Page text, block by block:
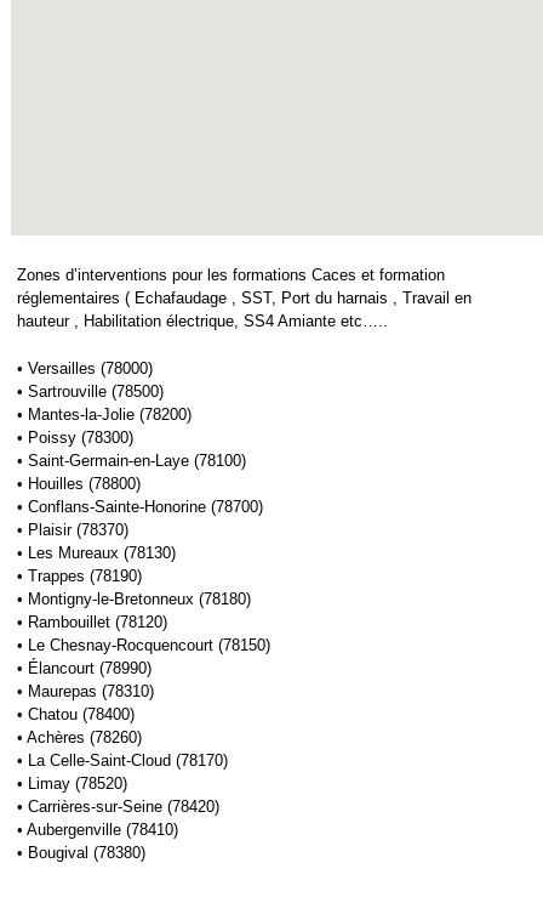
Zones d’interventions pour les formations Caces et formation
réglementaires ( Echafaudage , SST, Port du harnais , Travail en
hauteur , Habilitation électrique, SS4 Amiante etc…..
• Versailles (78000)
• Sartrouville (78500)
• Mantes-la-Jolie (78200)
• Poissy (78300)
• Saint-Germain-en-Laye (78100)
• Houilles (78800)
• Conflans-Sainte-Honorine (78700)
• Plaisir (78370)
• Les Mureaux (78130)
• Trappes (78190)
• Montigny-le-Bretonneux (78180)
• Rambouillet (78120)
• Le Chesnay-Rocquencourt (78150)
• Élancourt (78990)
• Maurepas (78310)
• Chatou (78400)
• Achères (78260)
• La Celle-Saint-Cloud (78170)
• Limay (78520)
• Carrières-sur-Seine (78420)
• Aubergenville (78410)
• Bougival (78380)